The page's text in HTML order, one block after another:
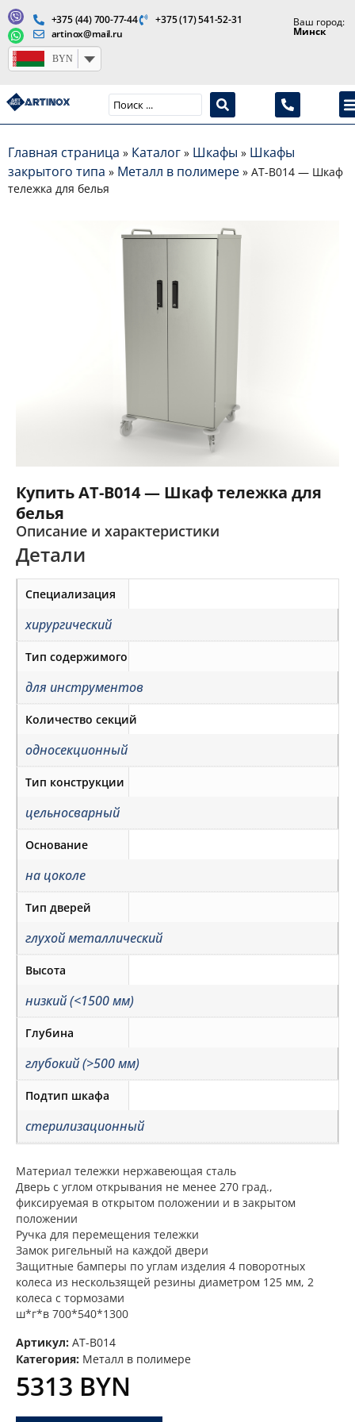
Главная страница » Каталог » Шкафы » Шкафы
закрытого типа » Металл в полимере » AT-B014 — Шкаф
тележка для белья
Купить AT-B014 — Шкаф тележка для
белья
Описание и характеристики
Детали
Специализация
хирургический
Тип содержимого
для инструментов
Количество секций
односекционный
Тип конструкции
цельносварный
Основание
на цоколе
Тип дверей
глухой металлический
Высота
низкий (<1500 мм)
Глубина
глубокий (>500 мм)
Подтип шкафа
стерилизационный
Материал тележки нержавеющая сталь
Дверь с углом открывания не менее 270 град.,
фиксируемая в открытом положении и в закрытом
положении
Ручка для перемещения тележки
Замок ригельный на каждой двери
Защитные бамперы по углам изделия 4 поворотных
колеса из нескользящей резины диаметром 125 мм, 2
колеса с тормозами
ш*г*в 700*540*1300
Артикул: AT-B014
Категория: Металл в полимере
5313 BYN
+375 (44) 700-77-44
+375 (17) 541-52-31
artinox@mail.ru
Ваш город:
Минск
BYN
Производство медицинской продукции и